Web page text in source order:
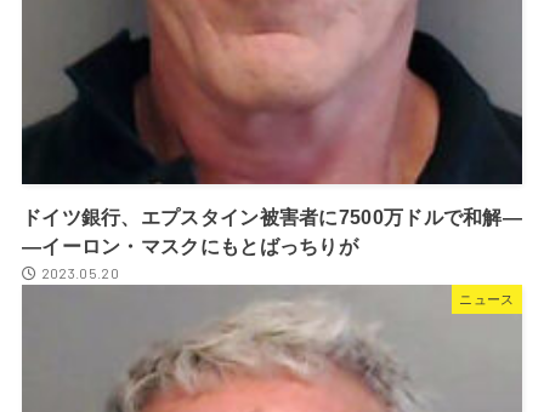
ドイツ銀行、エプスタイン被害者に7500万ドルで和解―
―イーロン・マスクにもとばっちりが
2023.05.20
ニュース